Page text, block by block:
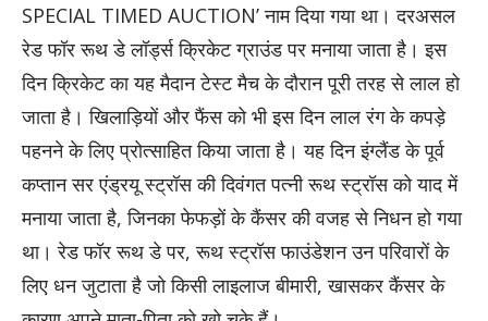
SPECIAL TIMED AUCTION’ नाम दिया गया था। दरअसल
रेड फॉर रूथ डे लॉर्ड्स क्रिकेट ग्राउंड पर मनाया जाता है। इस
दिन क्रिकेट का यह मैदान टेस्ट मैच के दौरान पूरी तरह से लाल हो
जाता है। खिलाड़ियों और फैंस को भी इस दिन लाल रंग के कपड़े
पहनने के लिए प्रोत्साहित किया जाता है। यह दिन इंग्लैंड के पूर्व
कप्तान सर एंड्रयू स्ट्रॉस की दिवंगत पत्नी रूथ स्ट्रॉस को याद में
मनाया जाता है, जिनका फेफड़ों के कैंसर की वजह से निधन हो गया
था। रेड फॉर रूथ डे पर, रूथ स्ट्रॉस फाउंडेशन उन परिवारों के
लिए धन जुटाता है जो किसी लाइलाज बीमारी, खासकर कैंसर के